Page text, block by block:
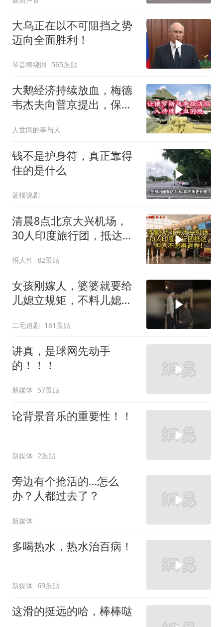
大乌正在以不可阻挡之势
迈向全面胜利！
琴音缭绕回 565跟贴
大鹅经济持续放血，梅德
韦杰夫向普京提出，保住
人世间的事与人
钱不是护身符，真正靠得
住的是什么
蓝猫说剧
清晨8点北京大兴机场，
30人印度旅行团，抵达，
悟人性 82跟贴
女孩刚嫁人，婆婆就要给
儿媳立规矩，不料儿媳不
二毛追剧 161跟贴
讲真，是球网先动手
的！！！
新媒体 57跟贴
论背景音乐的重要性！！
新媒体 2跟贴
旁边有个抢活的…怎么
办？人都过去了？
新媒体
多喝热水，热水治百病！
新媒体 69跟贴
这滑的挺远的哈，棒棒哒